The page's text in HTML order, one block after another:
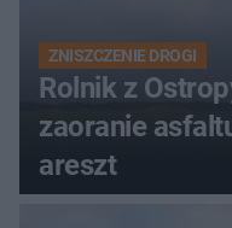
ZNISZCZENIE DROGI
Rolnik z
zaoranie
areszt